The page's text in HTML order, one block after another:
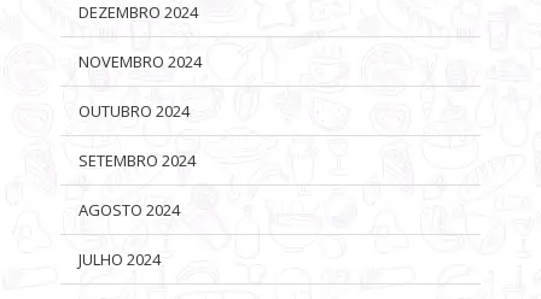
DEZEMBRO 2024
NOVEMBRO 2024
OUTUBRO 2024
SETEMBRO 2024
AGOSTO 2024
JULHO 2024